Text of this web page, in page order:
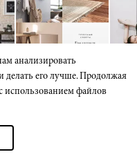
анализировать
делать его лучше. Продолжая
использованием файлов